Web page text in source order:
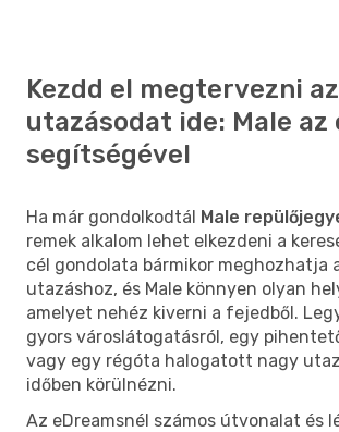
Kezdd el megtervezni az
utazásodat ide: Male az
segítségével
Ha már gondolkodtál Male
remek alkalom lehet elkezdeni a
cél gondolata bármikor meghozhatja
utazáshoz, és Male könnyen olyan
amelyet nehéz kiverni a fejedből.
gyors városlátogatásról, egy
vagy egy régóta halogatott nagy
időben körülnézni.
Az eDreamsnél számos útvonalat és